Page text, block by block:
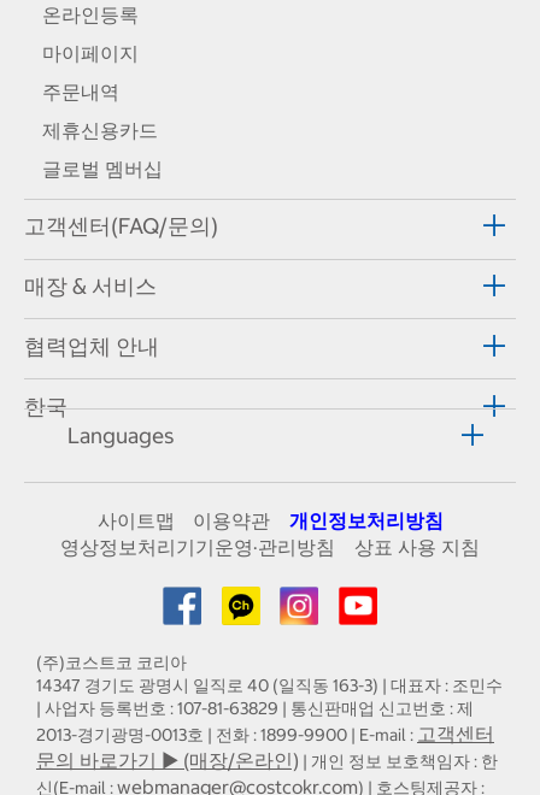
온라인등록
마이페이지
주문내역
제휴신용카드
글로벌 멤버십
고객센터(FAQ/문의)
매장 & 서비스
협력업체 안내
한국
Languages
사이트맵 이용약관
개인정보처리방침
영상정보처리기기운영·관리방침
상표 사용 지침
(주)코스트코 코리아
14347 경기도 광명시 일직로 40 (일직동 163-3) | 대표자 : 조민수
| 사업자 등록번호 : 107-81-63829 | 통신판매업 신고번호 : 제
2013-경기광명-0013호 | 전화 : 1899-9900 | E-mail : 고객센터
문의 바로가기 ▶ (매장/온라인) | 개인 정보 보호책임자 : 한
신(E-mail :webmanager@costcokr.com) | 호스팅제공자 :